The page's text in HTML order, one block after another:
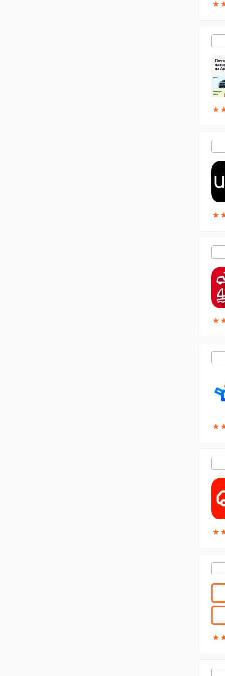
★
★
★
★
★
★
★
★
★
★
★
★
★
★